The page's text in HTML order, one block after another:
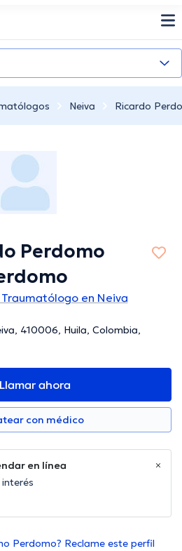
Neiva Ricardo
Perdomo
en Neiva
410006, Huila, Colombia,
Llamar ahora
con médico
en línea
Perdomo? Reclame este perfil